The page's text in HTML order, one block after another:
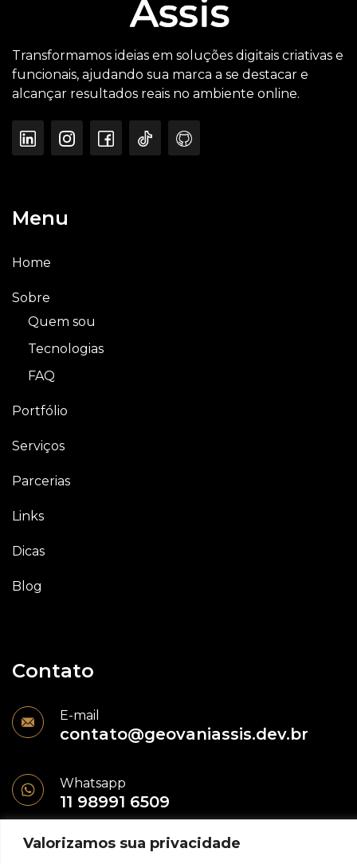
Valorizamos sua privacidade
Transformamos ideias em soluções digitais criativas e
funcionais, ajudando sua marca a se destacar e
alcançar resultados reais no ambiente online.
Menu
Home
Sobre
Quem sou
Tecnologias
FAQ
Portfólio
Serviços
Parcerias
Links
Dicas
Blog
Contato
E-mail
contato@geovaniassis.dev.br
Whatsapp
11 98991 6509